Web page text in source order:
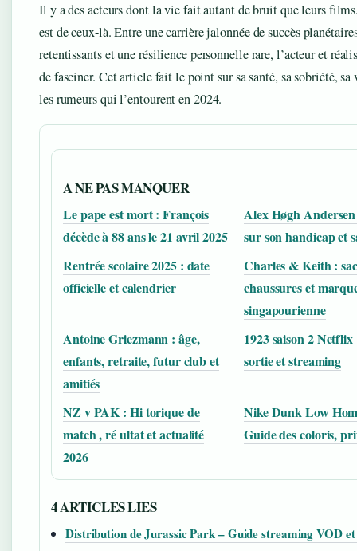
Il y a des acteurs dont la vie fait autant de bruit que leurs
est de ceux-là. Entre une carrière jalonnée de succès
retentissants et une résilience personnelle rare, l’acteur et
de fasciner. Cet article fait le point sur sa santé, sa sobriété,
les rumeurs qui l’entourent en 2024.
A NE PAS MANQUER
Le pape est mort : François
décède à 88 ans le 21 avril 2025
Alex Høgh
sur son handicap et
Rentrée scolaire 2025 : date
officielle et calendrier
Charles & Keith :
chaussures et
singapourienne
Antoine Griezmann : âge,
enfants, retraite, futur club et
amitiés
1923 saison 2 Netflix
sortie et streaming
NZ v PAK : Hi torique de
match , ré ultat et actualité
2026
Nike Dunk Low
Guide des coloris,
4 ARTICLES LIES
Distribution de Jurassic Park – Guide streaming VOD